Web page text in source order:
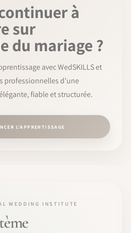
à
sur
du mariage ?
avec WedSKILLS et
professionnelles d’une
fiable et structurée.
L’APPRENTISSAGE
WEDDING INSTITUTE